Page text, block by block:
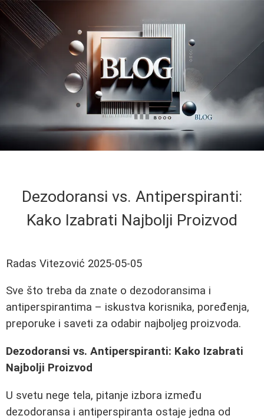
Dezodoransi vs. Antiperspiranti:
Kako Izabrati Najbolji Proizvod
Radas Vitezović 2025-05-05
Sve što treba da znate o dezodoransima i
antiperspirantima – iskustva korisnika, poređenja,
preporuke i saveti za odabir najboljeg proizvoda.
Dezodoransi vs. Antiperspiranti: Kako Izabrati
Najbolji Proizvod
U svetu nege tela, pitanje izbora između
dezodoransa i antiperspiranta ostaje jedna od